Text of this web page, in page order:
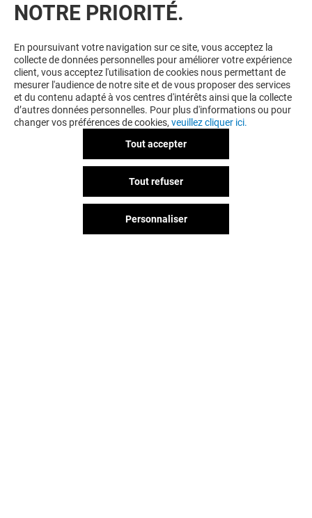
NOTRE PRIORITÉ.
En poursuivant votre navigation sur ce site, vous acceptez la
collecte de données personnelles pour améliorer votre expérience
client, vous acceptez l'utilisation de cookies nous permettant de
mesurer l'audience de notre site et de vous proposer des services
et du contenu adapté à vos centres d'intérêts ainsi que la collecte
d’autres données personnelles. Pour plus d'informations ou pour
changer vos préférences de cookies, veuillez cliquer ici.
Tout accepter
Tout refuser
Personnaliser